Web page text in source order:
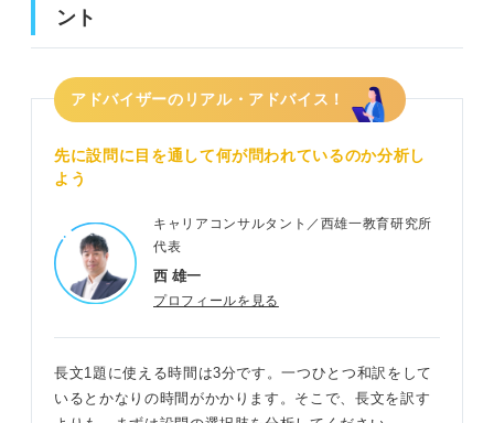
ント
アドバイザーのリアル・アドバイス！
先に設問に目を通して何が問われているのか分析し
よう
キャリアコンサルタント／西雄一教育研究所
代表
西 雄一
プロフィールを見る
長文1題に使える時間は3分です。一つひとつ和訳をして
いるとかなりの時間がかかります。そこで、長文を訳す